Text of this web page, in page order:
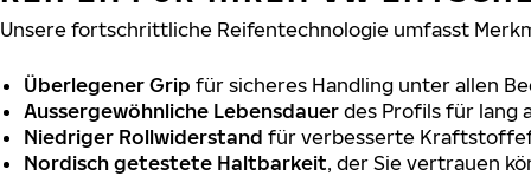
Unsere fortschrittliche Reifentechnologie umfasst
Überlegener Grip für sicheres Handling unter allen
Aussergewöhnliche Lebensdauer des Profils für lang
Niedriger Rollwiderstand für verbesserte
Nordisch getestete Haltbarkeit, der Sie vertrauen